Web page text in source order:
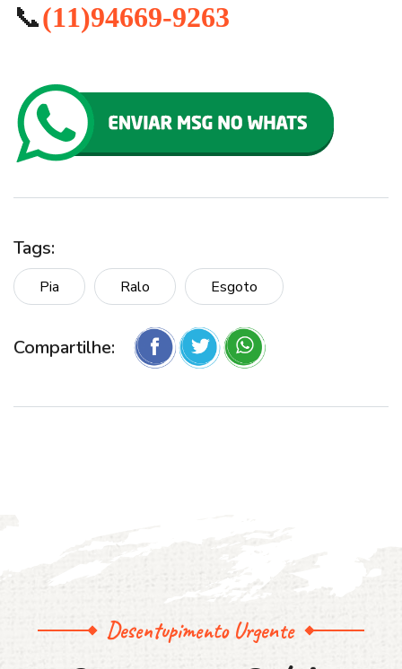
📞(11)94669-9263
Tags:
Pia Ralo Esgoto
Compartilhe:
Desentupimento Urgente